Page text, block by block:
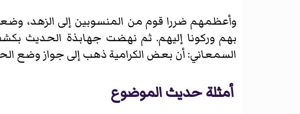
وأعظمهم ضررا قوم من المنسوبين إلى الزهد،
بهم وركونا إليهم. ثم نهضت جهابذة الحديث
السمعاني: أن بعض الكرامية ذهب إلى جواز وضع
أمثلة حديث الموضوع